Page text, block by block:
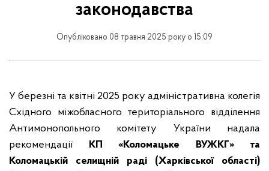
законодавства
Опубліковано 08 травня 2025 року о 15:09
У березні та квітні 2025 року адміністративна колегія
Східного міжобласного територіального відділення
Антимонопольного комітету України надала
рекомендації КП «Коломацьке ВУЖКГ» та
Коломацькій селищній раді (Харківської області)